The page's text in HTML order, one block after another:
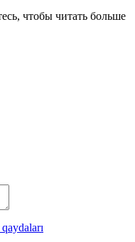
чтобы читать больше